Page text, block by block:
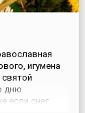
игумена
дню
если снег